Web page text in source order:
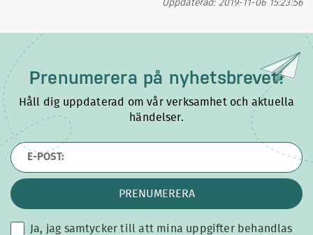
Uppdaterad: 2019-11-06 15:23:56
Prenumerera på nyhetsbrevet!
Håll dig uppdaterad om vår verksamhet och aktuella
händelser.
PRENUMERERA
Ja, jag samtycker till att mina uppgifter behandlas